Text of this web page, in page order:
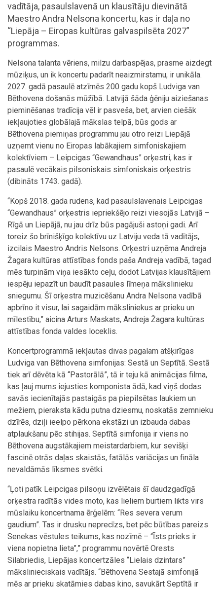
vadītāja, pasaulslavenā un klausītāju dievinātā
Maestro Andra Nelsona koncertu, kas ir daļa no
“Liepāja – Eiropas kultūras galvaspilsēta 2027”
programmas.
Nelsona talanta vēriens, milzu darbaspējas, prasme aizdegt
mūziķus, un ik koncertu padarīt neaizmirstamu, ir unikāla.
2027. gadā pasaulē atzīmēs 200 gadu kopš Ludviga van
Bēthovena došanās mūžībā. Latvijā šāda ģēniju aiziešanas
pieminēšanas tradīcija vēl ir pasveša, bet, arvien ciešāk
iekļaujoties globālajā mākslas telpā, būs gods ar
Bēthovena piemiņas programmu jau otro reizi Liepājā
uzņemt vienu no Eiropas labākajiem simfoniskajiem
kolektīviem – Leipcigas “Gewandhaus” orķestri, kas ir
pasaulē vecākais pilsoniskais simfoniskais orķestris
(dibināts 1743. gadā).
“Kopš 2018. gada rudens, kad pasaulslavenais Leipcigas
“Gewandhaus” orķestris iepriekšējo reizi viesojās Latvijā –
Rīgā un Liepājā, nu jau drīz būs pagājuši astoņi gadi. Arī
toreiz šo brīnišķīgo kolektīvu uz Latviju veda tā vadītājs,
izcilais Maestro Andris Nelsons. Orķestri uzņēma Andreja
Žagara kultūras attīstības fonds paša Andreja vadībā, tagad
mēs turpinām viņa iesākto ceļu, dodot Latvijas klausītājiem
iespēju iepazīt un baudīt pasaules līmeņa mākslinieku
sniegumu. Šī orķestra muzicēšanu Andra Nelsona vadībā
apbrīno it visur, lai sagaidām māksliniekus ar prieku un
mīlestību,” aicina Arturs Maskats, Andreja Žagara kultūras
attīstības fonda valdes loceklis.
Koncertprogrammā iekļautas divas pagalam atšķirīgas
Ludviga van Bēthovena simfonijas: Sestā un Septītā. Sestā
tiek arī dēvēta kā “Pastorālā”, tā ir teju kā animācijas filma,
kas ļauj mums iejusties komponista ādā, kad viņš dodas
savās iecienītajās pastaigās pa piepilsētas laukiem un
mežiem, pieraksta kādu putna dziesmu, noskatās zemnieku
dzīrēs, dziļi ieelpo pērkona ekstāzi un izbauda dabas
atplaukšanu pēc stihijas. Septītā simfonija ir viens no
Bēthovena augstākajiem meistardarbiem, kur sevišķi
fascinē otrās daļas skaistās, fatālās variācijas un fināla
nevaldāmās līksmes svētki.
“Ļoti patīk Leipcigas pilsoņu izvēlētais šī daudzgadīgā
orķestra radītās vides moto, kas lieliem burtiem likts virs
mūslaiku koncertnama ērģelēm: “Res severa verum
gaudium”. Tas ir drusku neprecīzs, bet pēc būtības pareizs
Senekas vēstules teikums, kas nozīmē – “Īsts prieks ir
viena nopietna lieta”,” programmu novērtē Orests
Silabriedis, Liepājas koncertzāles “Lielais dzintars”
mākslinieciskais vadītājs. “Bēthovena Sestajā simfonijā
mēs ar prieku skatāmies dabas kino, savukārt Septītā ir